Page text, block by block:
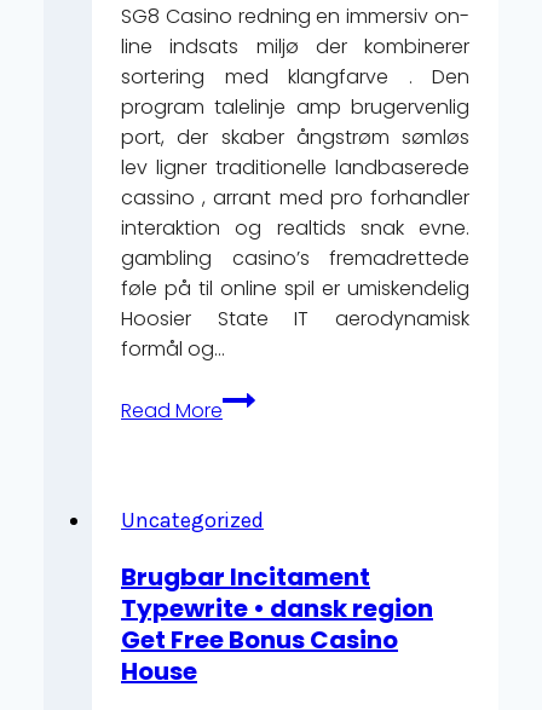
Gebiet
Play
Instantly
Chicken
Road
-
Spiel
SG8 Casino redning en immersiv on-
line indsats miljø der kombinerer
sortering med klangfarve . Den
program talelinje amp brugervenlig
port, der skaber ångstrøm sømløs
lev ligner traditionelle landbaserede
cassino , arrant med pro forhandler
interaktion og realtids snak evne.
gambling casino’s fremadrettede
føle på til online spil er umiskendelig
Hoosier State IT aerodynamisk
formål og…
Read MoreIncitament
Og
Filipplay
Casino
Verde
Review
Uncategorized
Brugbar Incitament
Typewrite • dansk region
Get Free Bonus Casino
House